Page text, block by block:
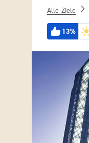
Alle Ziele
13%